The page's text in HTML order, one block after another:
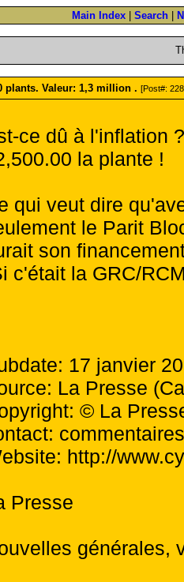
Main Index Search
plants. Valeur: 1,3 million . [Post#:
ce dû à l'inflation ?
la plante !
qui veut dire
le Parit
son
c'était la GRC/
17 janvier
La Presse
© La
http://
Presse
générales,